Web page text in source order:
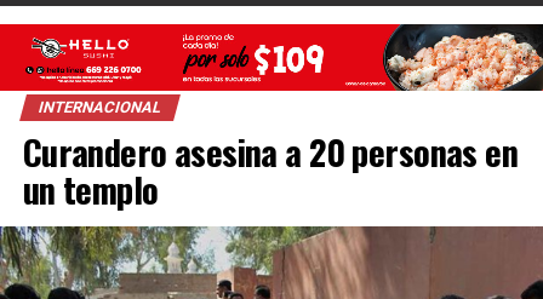
INTERNACIONAL
Curandero asesina a 20 personas en
un templo